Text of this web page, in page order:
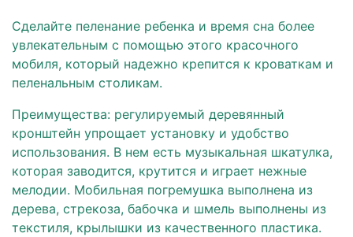
Сделайте пеленание ребенка и время сна более
увлекательным с помощью этого красочного
мобиля, который надежно крепится к кроваткам и
пеленальным столикам.
Преимущества: регулируемый деревянный
кронштейн упрощает установку и удобство
использования. В нем есть музыкальная шкатулка,
которая заводится, крутится и играет нежные
мелодии. Мобильная погремушка выполнена из
дерева, стрекоза, бабочка и шмель выполнены из
текстиля, крылышки из качественного пластика.